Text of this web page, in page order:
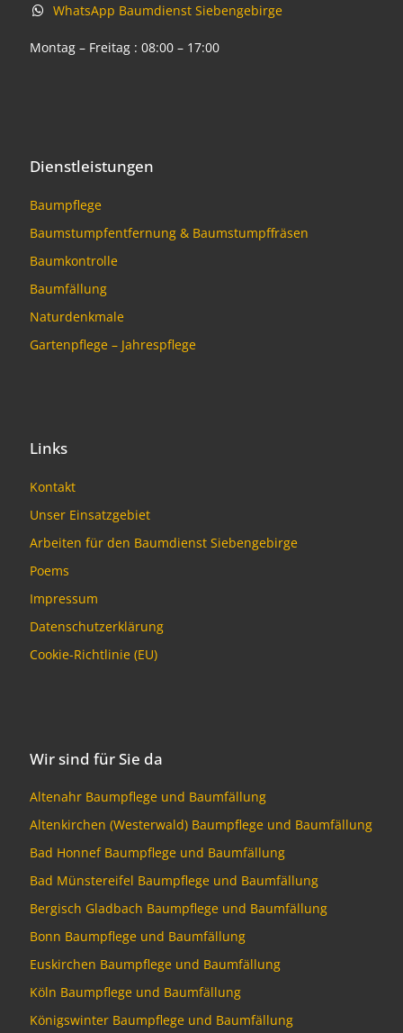
WhatsApp Baumdienst Siebengebirge
Montag – Freitag : 08:00 – 17:00
Dienstleistungen
Baumpflege
Baumstumpfentfernung & Baumstumpffräsen
Baumkontrolle
Baumfällung
Naturdenkmale
Gartenpflege – Jahrespflege
Links
Kontakt
Unser Einsatzgebiet
Arbeiten für den Baumdienst Siebengebirge
Poems
Impressum
Datenschutzerklärung
Cookie-Richtlinie (EU)
Wir sind für Sie da
Altenahr Baumpflege und Baumfällung
Altenkirchen (Westerwald) Baumpflege und Baumfällung
Bad Honnef Baumpflege und Baumfällung
Bad Münstereifel Baumpflege und Baumfällung
Bergisch Gladbach Baumpflege und Baumfällung
Bonn Baumpflege und Baumfällung
Euskirchen Baumpflege und Baumfällung
Köln Baumpflege und Baumfällung
Königswinter Baumpflege und Baumfällung